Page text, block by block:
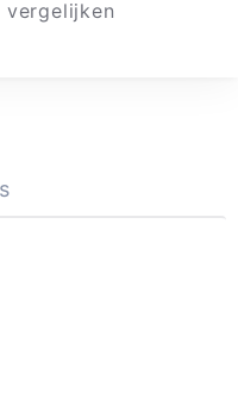
vergelijken